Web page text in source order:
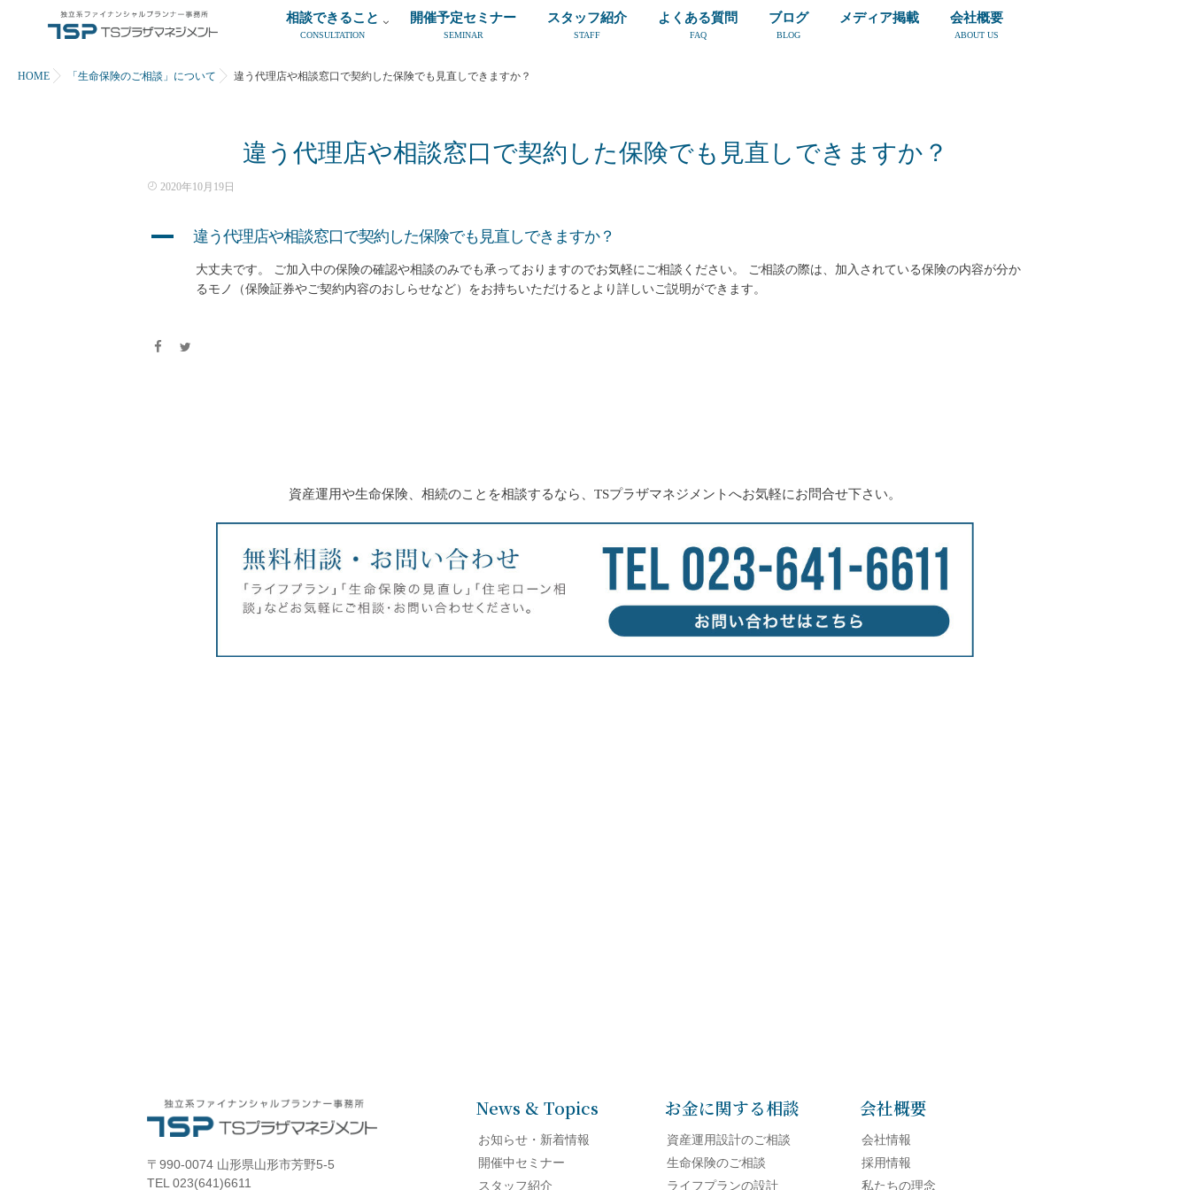
相談できること
CONSULTATION
開催予定セミナー
SEMINAR
スタッフ紹介
STAFF
よくある質問
FAQ
ブログ
BLOG
メディア掲載 会社概要
ABOUT US
HOME 「生命保険のご相談」について 違う代理店や相談窓口で契約した保険でも見直しできますか？
違う代理店や相談窓口で契約した保険でも見直しできますか？
2020年10月19日
A 違う代理店や相談窓口で契約した保険でも見直しできますか？
大丈夫です。 ご加入中の保険の確認や相談のみでも承っておりますのでお気軽にご相談ください。 ご相談の際は、加入されている保険の内容が分か
るモノ（保険証券やご契約内容のおしらせなど）をお持ちいただけるとより詳しいご説明ができます。
資産運用や生命保険、相続のことを相談するなら、TSプラザマネジメントへお気軽にお問合せ下さい。
〒990-0074 山形県山形市芳野5-5
TEL 023(641)6611
News & Topics
お知らせ・新着情報
開催中セミナー
スタッフ紹介
お金に関する相談
資産運用設計のご相談
生命保険のご相談
ライフプランの設計
会社概要
会社情報
採用情報
私たちの理念